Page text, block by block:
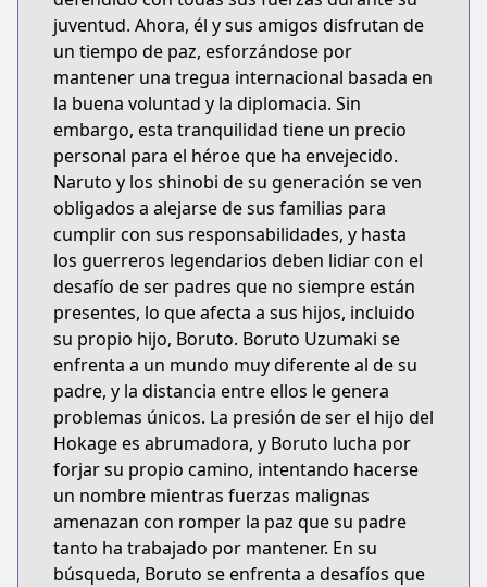
juventud. Ahora, él y sus amigos disfrutan de
un tiempo de paz, esforzándose por
mantener una tregua internacional basada en
la buena voluntad y la diplomacia. Sin
embargo, esta tranquilidad tiene un precio
personal para el héroe que ha envejecido.
Naruto y los shinobi de su generación se ven
obligados a alejarse de sus familias para
cumplir con sus responsabilidades, y hasta
los guerreros legendarios deben lidiar con el
desafío de ser padres que no siempre están
presentes, lo que afecta a sus hijos, incluido
su propio hijo, Boruto. Boruto Uzumaki se
enfrenta a un mundo muy diferente al de su
padre, y la distancia entre ellos le genera
problemas únicos. La presión de ser el hijo del
Hokage es abrumadora, y Boruto lucha por
forjar su propio camino, intentando hacerse
un nombre mientras fuerzas malignas
amenazan con romper la paz que su padre
tanto ha trabajado por mantener. En su
búsqueda, Boruto se enfrenta a desafíos que